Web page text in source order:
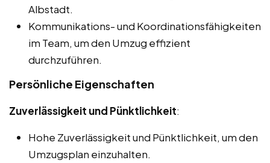
Albstadt.
Kommunikations- und Koordinationsfähigkeiten
im Team, um den Umzug effizient
durchzuführen.
Persönliche Eigenschaften
Zuverlässigkeit und Pünktlichkeit:
Hohe Zuverlässigkeit und Pünktlichkeit, um den
Umzugsplan einzuhalten.